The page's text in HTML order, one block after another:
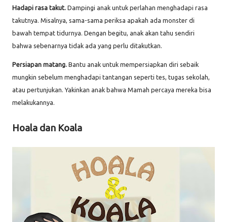
Hadapi rasa takut. Dampingi anak untuk perlahan menghadapi rasa
takutnya. Misalnya, sama-sama periksa apakah ada monster di
bawah tempat tidurnya. Dengan begitu, anak akan tahu sendiri
bahwa sebenarnya tidak ada yang perlu ditakutkan.
Persiapan matang. Bantu anak untuk mempersiapkan diri sebaik
mungkin sebelum menghadapi tantangan seperti tes, tugas sekolah,
atau pertunjukan. Yakinkan anak bahwa Mamah percaya mereka bisa
melakukannya.
Hoala dan Koala